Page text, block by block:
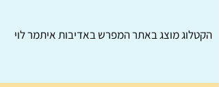
הקטלוג מוצג באתרהמפרשבאדיבות איתמר לוי